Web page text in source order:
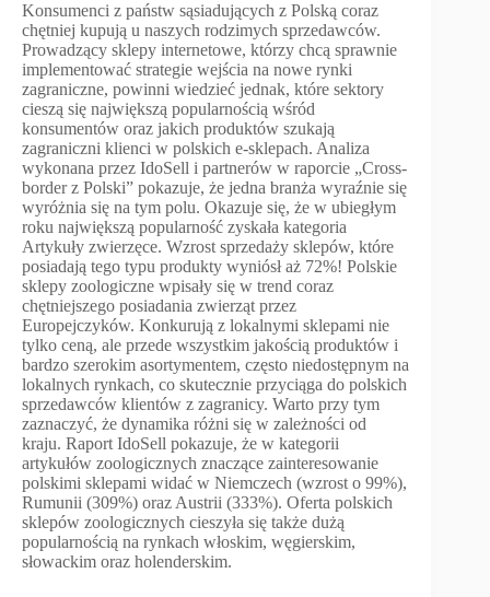
Konsumenci z państw sąsiadujących z Polską coraz
chętniej kupują u naszych rodzimych sprzedawców.
Prowadzący sklepy internetowe, którzy chcą sprawnie
implementować strategie wejścia na nowe rynki
zagraniczne, powinni wiedzieć jednak, które sektory
cieszą się największą popularnością wśród
konsumentów oraz jakich produktów szukają
zagraniczni klienci w polskich e-sklepach. Analiza
wykonana przez IdoSell i partnerów w raporcie „Cross-
border z Polski” pokazuje, że jedna branża wyraźnie się
wyróżnia się na tym polu. Okazuje się, że w ubiegłym
roku największą popularność zyskała kategoria
Artykuły zwierzęce. Wzrost sprzedaży sklepów, które
posiadają tego typu produkty wyniósł aż 72%! Polskie
sklepy zoologiczne wpisały się w trend coraz
chętniejszego posiadania zwierząt przez
Europejczyków. Konkurują z lokalnymi sklepami nie
tylko ceną, ale przede wszystkim jakością produktów i
bardzo szerokim asortymentem, często niedostępnym na
lokalnych rynkach, co skutecznie przyciąga do polskich
sprzedawców klientów z zagranicy. Warto przy tym
zaznaczyć, że dynamika różni się w zależności od
kraju. Raport IdoSell pokazuje, że w kategorii
artykułów zoologicznych znaczące zainteresowanie
polskimi sklepami widać w Niemczech (wzrost o 99%),
Rumunii (309%) oraz Austrii (333%). Oferta polskich
sklepów zoologicznych cieszyła się także dużą
popularnością na rynkach włoskim, węgierskim,
słowackim oraz holenderskim.